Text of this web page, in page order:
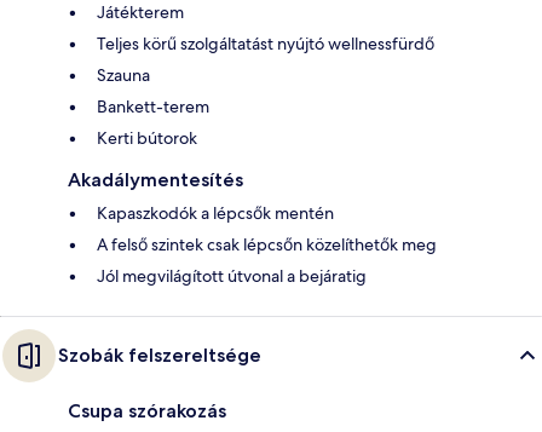
Játékterem
Teljes körű szolgáltatást nyújtó wellnessfürdő
Szauna
Bankett-terem
Kerti bútorok
Akadálymentesítés
Kapaszkodók a lépcsők mentén
A felső szintek csak lépcsőn közelíthetők meg
Jól megvilágított útvonal a bejáratig
Szobák felszereltsége
Csupa szórakozás